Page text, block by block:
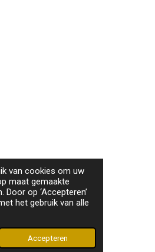
van cookies om uw
maat gemaakte
op ‘Accepteren’
het gebruik van alle
Accepteren